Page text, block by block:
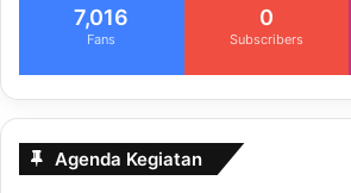
7,016
Fans
0
Subscribers
Agenda Kegiatan